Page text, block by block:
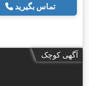
تماس بگیرید
آگهی کوچک